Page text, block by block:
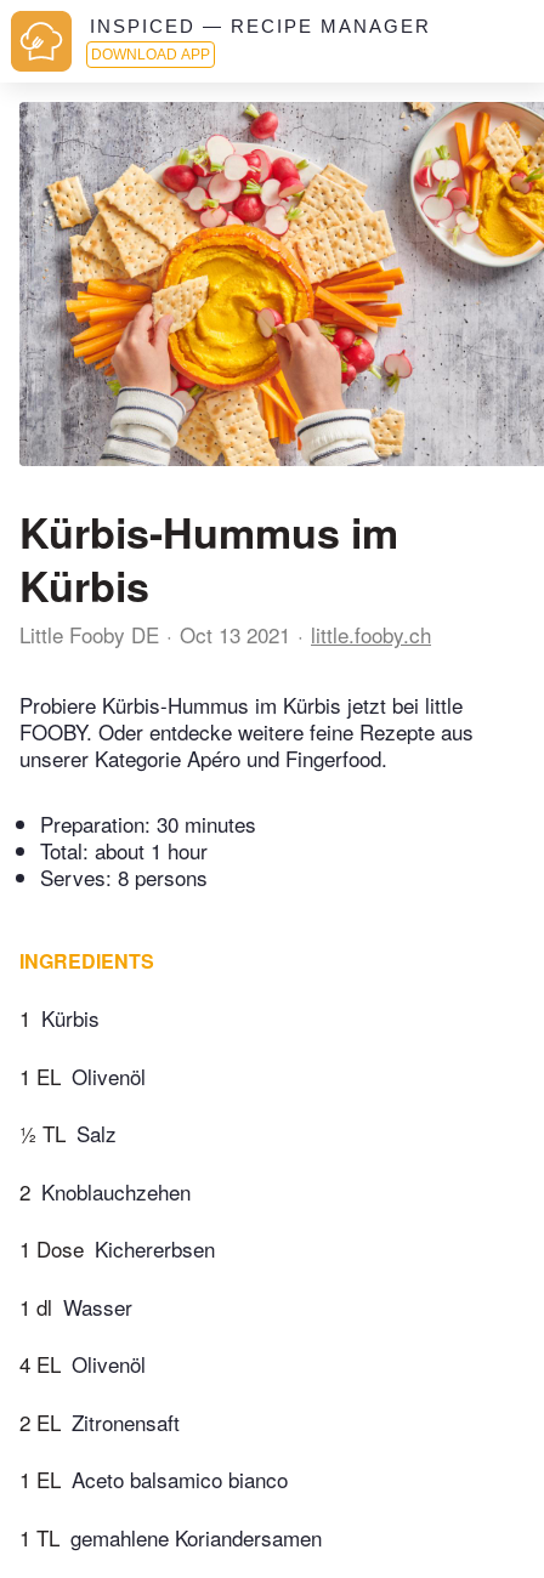
INSPICED — RECIPE MANAGER
DOWNLOAD APP
Kürbis-Hummus im
Kürbis
Little Fooby DE Oct 13 2021 little.fooby.ch
Probiere Kürbis-Hummus im Kürbis jetzt bei little
FOOBY. Oder entdecke weitere feine Rezepte aus
unserer Kategorie Apéro und Fingerfood.
Preparation: 30 minutes
Total: about 1 hour
Serves: 8 persons
INGREDIENTS
1 Kürbis
1 EL Olivenöl
½ TL Salz
2 Knoblauchzehen
1 Dose Kichererbsen
1 dl Wasser
4 EL Olivenöl
2 EL Zitronensaft
1 EL Aceto balsamico bianco
1 TL gemahlene Koriandersamen